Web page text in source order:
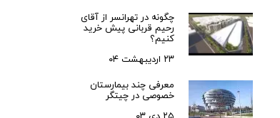
چگونه در تهرانسر از آقای
رحیم قربانی پیش خرید
کنیم؟
۲۳ اردیبهشت ۰۴
معرفی چند بیمارستان
خصوصی در چیتگر